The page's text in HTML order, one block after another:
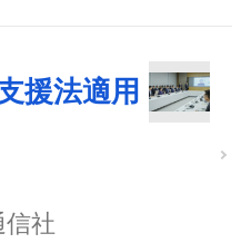
援法適用
信社